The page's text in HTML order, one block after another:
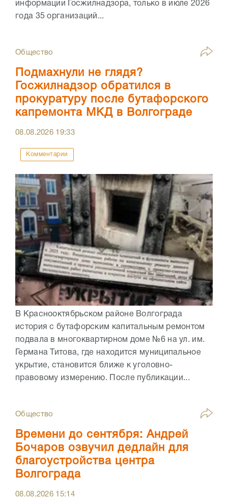
информации Госжилнадзора, только в июле 2026
года 35 организаций...
Общество
Подмахнули не глядя?
Госжилнадзор обратился в
прокуратуру после бутафорского
капремонта МКД в Волгограде
08.08.2026 19:33
Комментарии
В Краснооктябрьском районе Волгограда
история с бутафорским капитальным ремонтом
подвала в многоквартирном доме №6 на ул. им.
Германа Титова, где находится муниципальное
укрытие, становится ближе к уголовно-
правовому измерению. После публикации...
Общество
Времени до сентября: Андрей
Бочаров озвучил дедлайн для
благоустройства центра
Волгограда
08.08.2026 15:14